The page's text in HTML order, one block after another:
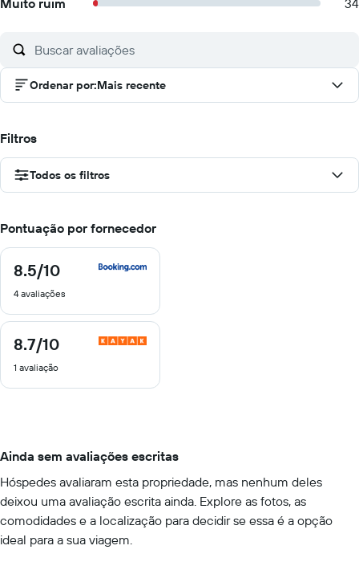
Muito ruim
34
Ordenar por:Mais recente
Filtros
Todos os filtros
Pontuação por fornecedor
8.5/10
8.5
10
4 avaliações
8.7/10
8.7
10
1 avaliação
Ainda sem avaliações escritas
Hóspedes avaliaram esta propriedade, mas nenhum deles
deixou uma avaliação escrita ainda. Explore as fotos, as
comodidades e a localização para decidir se essa é a opção
ideal para a sua viagem.